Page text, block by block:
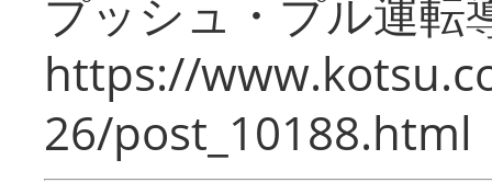
プッシュ・プル運転
https://
26/post_10188.html